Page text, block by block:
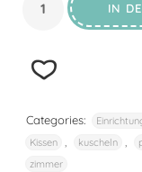
IN
Categories:
Kissen kuscheln
zimmer